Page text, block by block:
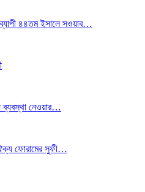
৪৪তম ইসালে সওয়াব…
ব্যবস্থা নেওয়ার…
ঐক্য ফোরামের সুফী…